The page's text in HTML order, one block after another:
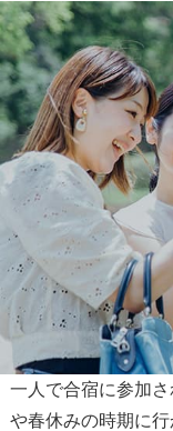
一人で合宿に参加
や春休みの時期に